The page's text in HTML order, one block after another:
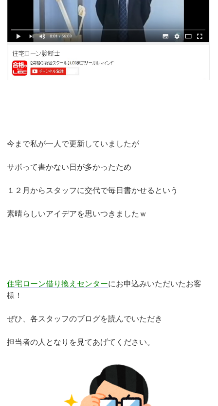
今まで私が一人で更新していましたが
サボって書かない日が多かったため
１２月からスタッフに交代で毎日書かせるという
素晴らしいアイデアを思いつきましたｗ
住宅ローン借り換えセンターにお申込みいただいたお客
様！
ぜひ、各スタッフのブログを読んでいただき
担当者の人となりを見てあげてください。